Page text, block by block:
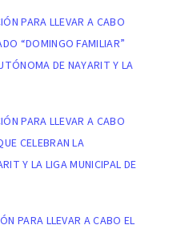
PARA LLEVAR A CABO
“DOMINGO FAMILIAR”
DE NAYARIT Y LA
PARA LLEVAR A CABO
CELEBRAN LA
Y LA LIGA MUNICIPAL DE
PARA LLEVAR A CABO EL